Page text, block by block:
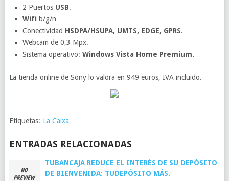
2 Puertos USB.
Wifi b/g/n
Conectividad HSDPA/HSUPA, UMTS, EDGE, GPRS.
Webcam de 0,3 Mpx.
Sistema operativo:Windows Vista Home Premium.
La tienda online de Sony lo valora en 949 euros, IVA incluido.
Etiquetas: La Caixa
ENTRADAS RELACIONADAS
TUBANCAJA REDUCE EL INTERÉS DE SU DEPÓSITO
DE BIENVENIDA: TUDEPÓSITO MÁS.